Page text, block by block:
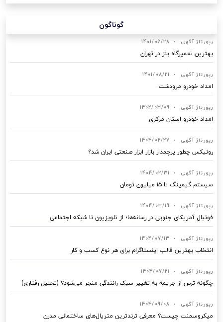
گوناگون
رپورتاژ آگهی •
1401/06/28
بهترین تعمیرگاه بنز در تهران
رپورتاژ آگهی •
1401/08/21
امداد خودرو مرودشت
رپورتاژ آگهی •
1402/03/09
امداد خودرو استان مرکزی
رپورتاژ آگهی •
1404/02/27
رونیکس چطور پرچمدار بازار ابزار صنعتی ایران شد؟
رپورتاژ آگهی •
1404/02/31
سیستم گیمینگ تا ۱۵ میلیون تومان
رپورتاژ آگهی •
1404/03/19
فوتبال آمریکای جنوبی در رسانه‌ها؛ از تلویزیون تا شبکه اجتماعی
رپورتاژ آگهی •
1404/07/13
انتخاب بهترین قالب‌ اینستاگرام برای هر نوع کسب‌ و کار
رپورتاژ آگهی •
1404/07/21
چگونه ترس از جریمه به تغییر سبک رانندگی منجر می‌شود؟ (تحلیل رفتاری)
رپورتاژ آگهی •
1404/09/08
میکروسمنت چیست؟ معرفی ترندترین متریال‌های ساختمانی مدرن